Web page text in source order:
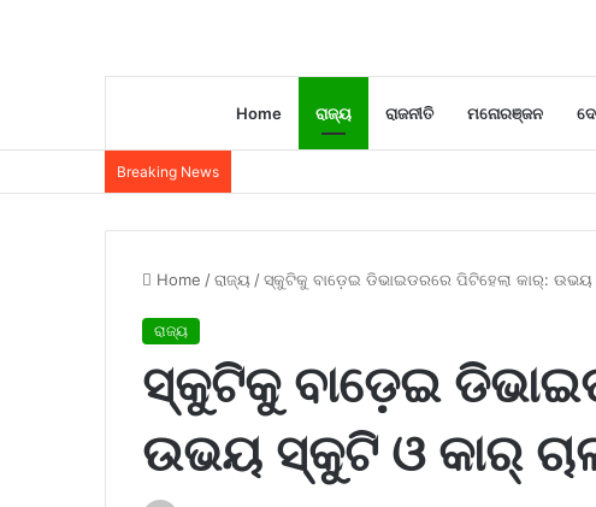
Home ରାଜ୍ୟ ରାଜନୀତି ମନୋରଞ୍ଜନ
Breaking News
Home /ରାଜ୍ୟ /ସ୍କୁଟିକୁ ବାଡ଼େଇ ଡିଭାଇଡରରେ ପିଟିହେଲା କାର୍:
ରାଜ୍ୟ
ସ୍କୁଟିକୁ ବାଡ଼େଇ
ଉଭୟ ସ୍କୁଟି ଓ କାର୍